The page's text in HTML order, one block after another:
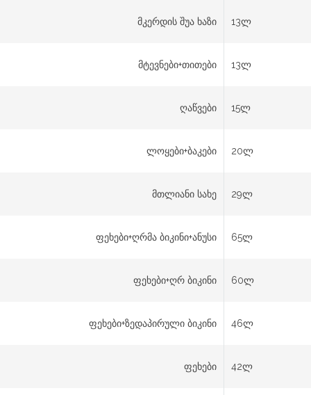
მკერდის შუა ხაზი 13ლ
მტევნები+თითები 13ლ
ღაწვები 15ლ
ლოყები+ბაკები 20ლ
მთლიანი სახე 29ლ
ფეხები+ღრმა ბიკინი+ანუსი 65ლ
ფეხები+ღრ ბიკინი 60ლ
ფეხები+ზედაპირული ბიკინი 46ლ
ფეხები 42ლ